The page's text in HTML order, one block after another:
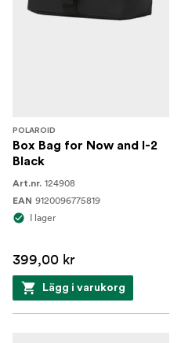
POLAROID
Box Bag for Now and I-2
Black
Art.nr. 124908
EAN 9120096775819
I lager
399,00 kr
Lägg i varukorg